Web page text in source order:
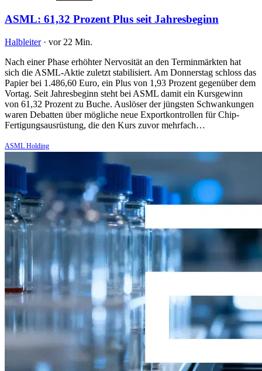
ASML: 61,32 Prozent Plus seit Jahresbeginn
Halbleiter · vor 22 Min.
Nach einer Phase erhöhter Nervosität an den Terminmärkten hat
sich die ASML-Aktie zuletzt stabilisiert. Am Donnerstag schloss das
Papier bei 1.486,60 Euro, ein Plus von 1,93 Prozent gegenüber dem
Vortag. Seit Jahresbeginn steht bei ASML damit ein Kursgewinn
von 61,32 Prozent zu Buche. Auslöser der jüngsten Schwankungen
waren Debatten über mögliche neue Exportkontrollen für Chip-
Fertigungsausrüstung, die den Kurs zuvor mehrfach…
ASML Holding